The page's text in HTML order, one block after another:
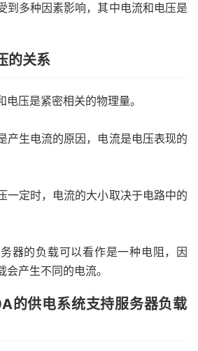
到多种因素影响，其中电流和电压是
的关系
压是紧密相关的物理量。
产生电流的原因，电流是电压表现的
一定时，电流的大小取决于电路中的
器的负载可以看作是一种电阻，因
产生不同的电流。
的供电系统支持服务器负载